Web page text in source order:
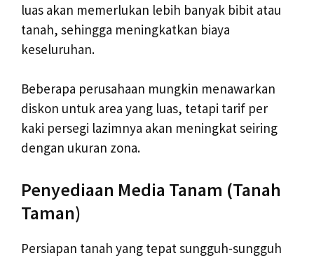
luas akan memerlukan lebih banyak bibit atau
tanah, sehingga meningkatkan biaya
keseluruhan.
Beberapa perusahaan mungkin menawarkan
diskon untuk area yang luas, tetapi tarif per
kaki persegi lazimnya akan meningkat seiring
dengan ukuran zona.
Penyediaan Media Tanam (Tanah
Taman)
Persiapan tanah yang tepat sungguh-sungguh